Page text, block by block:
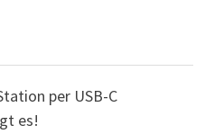
per USB-C
es!